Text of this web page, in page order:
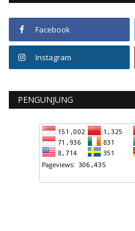
Facebook
Instagram
PENGUNJUNG